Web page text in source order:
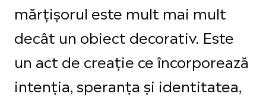
mărțișorul este mult mai mult
decât un obiect decorativ. Este
un act de creație ce încorporează
intenția, speranța și identitatea,